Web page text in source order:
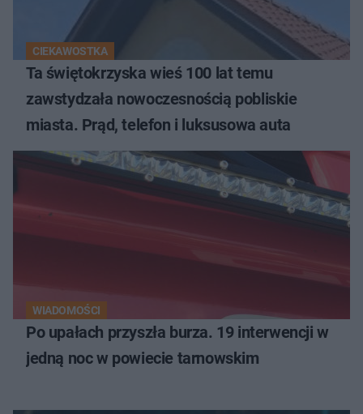
CIEKAWOSTKA
Ta świętokrzyska wieś 100 lat temu
zawstydzała nowoczesnością pobliskie
miasta. Prąd, telefon i luksusowa auta
WIADOMOŚCI
Po upałach przyszła burza. 19 interwencji w
jedną noc w powiecie tarnowskim